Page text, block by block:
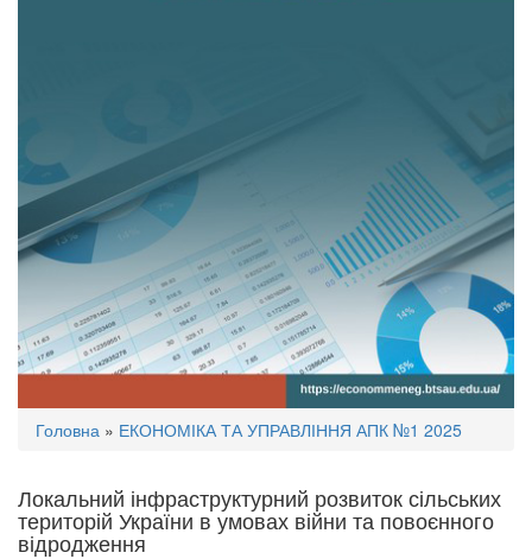
Ви
тут
Головна » ЕКОНОМІКА ТА УПРАВЛІННЯ АПК №1 2025
Локальний інфраструктурний розвиток сільських
територій України в умовах війни та повоєнного
відродження